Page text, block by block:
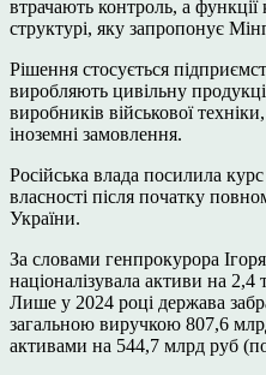
втрачають контроль, а функції
структурі, яку запропонує
Рішення стосується
виробляють цивільну
виробників військової
іноземні замовлення.
Російська влада посилила
власності після початку
України.
За словами генпрокурора
націоналізувала активи на
Лише у 2024 році держава
загальною виручкою 807,6
активами на 544,7 млрд руб